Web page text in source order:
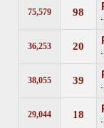
98
75,579
20
36,253
39
38,055
18
29,044